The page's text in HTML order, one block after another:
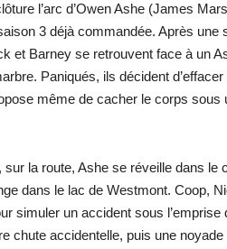
l’arc d’Owen Ashe (James
3 déjà commandée. Après une
et Barney se retrouvent face à un
Paniqués, ils décident
même de cacher le corps sous
, sur la route, Ashe se réveille dans le
dans le lac de Westmont. Coop,
simuler un accident sous l’emprise
chute accidentelle, puis une